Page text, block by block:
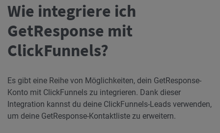
Wie integriere ich
GetResponse mit
ClickFunnels?
Es gibt eine Reihe von Möglichkeiten, dein GetResponse-
Konto mit ClickFunnels zu integrieren. Dank dieser
Integration kannst du deine ClickFunnels-Leads verwenden,
um deine GetResponse-Kontaktliste zu erweitern.